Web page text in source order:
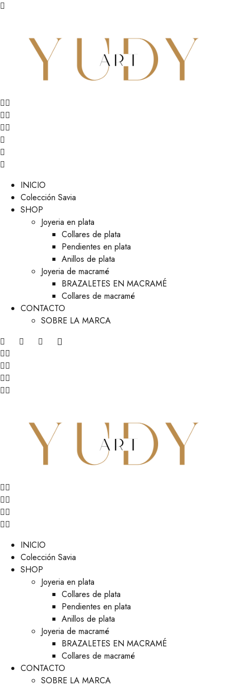
INICIO
Colección Savia
SHOP
Joyeria en plata
Collares de plata
Pendientes en plata
Anillos de plata
Joyeria de macramé
BRAZALETES EN MACRAMÉ
Collares de macramé
CONTACTO
SOBRE LA MARCA
INICIO
Colección Savia
SHOP
Joyeria en plata
Collares de plata
Pendientes en plata
Anillos de plata
Joyeria de macramé
BRAZALETES EN MACRAMÉ
Collares de macramé
CONTACTO
SOBRE LA MARCA